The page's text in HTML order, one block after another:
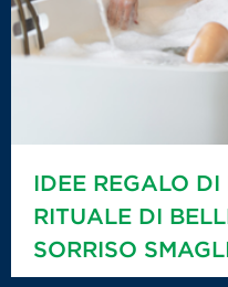
IDEE REGALO
RITUALE DI
SORRISO